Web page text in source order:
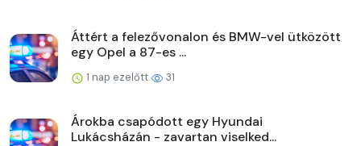
Áttért a felezővonalon és BMW-vel ütközött
egy Opel a 87-es ...
1 nap ezelőtt 31
Árokba csapódott egy Hyundai
Lukácsházán - zavartan viselked...